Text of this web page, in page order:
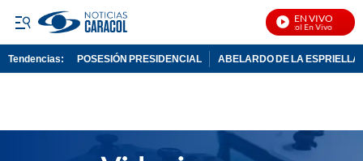
EN VIVO
Noticias Caracol En Vivo
Tendencias: POSESIÓN PRESIDENCIAL ABELARDO DE LA ESPRIELLA